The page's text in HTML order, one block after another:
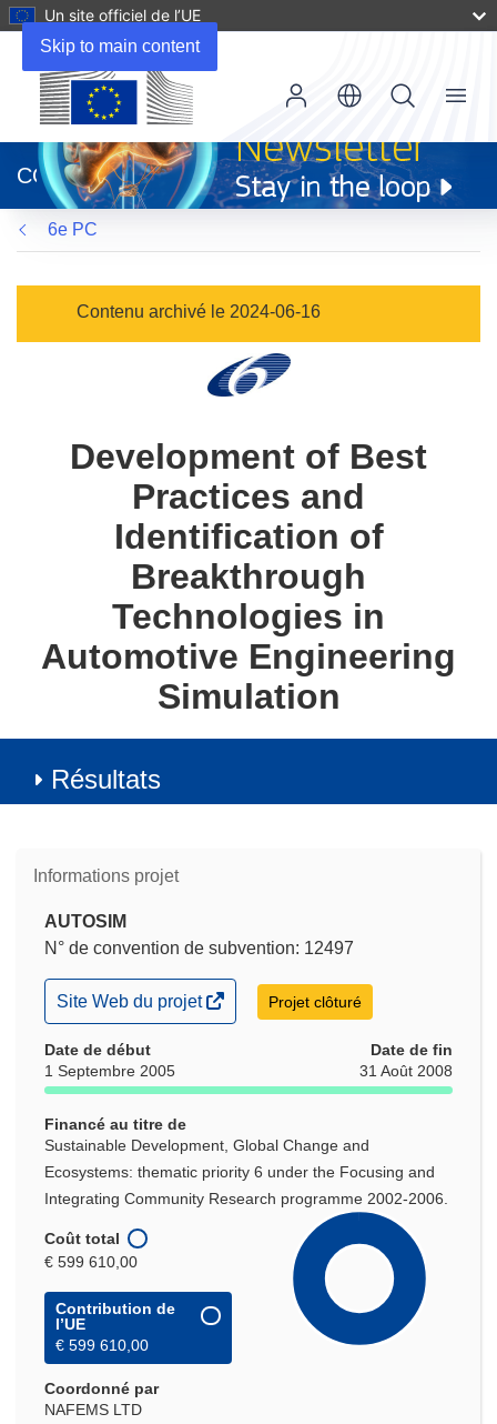
Skip to main content
Un site officiel de l’UE
dans
une
nouvelle
fenêtre)
CORDIS
Menu
6e PC
Contenu archivé le 2024-06-16
Development of Best
Practices and
Identification of
Breakthrough
Technologies in
Automotive Engineering
Simulation
Résultats
Informations projet
AUTOSIM
N° de convention de subvention: 12497
(s’ouvre
dans
nouvelle
fenêtre)
Site Web du projet Projet clôturé
Date de début
1 Septembre 2005
Date de fin
31 Août 2008
Financé au titre de
Sustainable Development, Global Change and
Ecosystems: thematic priority 6 under the Focusing and
Integrating Community Research programme 2002-2006.
Coût total
€ 599 610,00
Contribution de
l’UE
€ 599 610,00
Coordonné par
NAFEMS LTD